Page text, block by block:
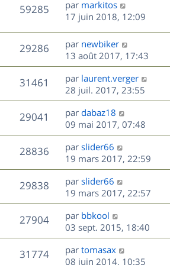
n
i
e
r
m
e
s
s
a
g
e
59285V
u
e
D
e
n
i
e
r
m
e
s
s
a
g
e
par markitos
17 juin 2018, 12:09
29286V
u
D
e
r
n
i
e
r
m
e
s
s
a
g
e
par newbiker
13 août 2017, 17:43
31461
u
D
e
r
n
i
e
r
m
e
s
s
a
g
e
par laurent.verger
28 juil. 2017, 23:55
29041
u
e
s
D
e
r
n
i
e
r
m
e
s
s
a
g
par dabaz18
09 mai 2017, 07:48
28836V
u
e
D
e
r
n
i
e
r
m
e
s
par slider66
19 mars 2017, 22:59
29838V
u
D
e
r
n
i
e
r
par slider66
19 mars 2017, 22:57
27904V
u
D
e
r
n
i
par bbkool
03 sept. 2015, 18:40
31774V
D
e
par tomasax
08 juin 2014, 10:35